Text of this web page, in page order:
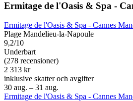
Ermitage de l'Oasis & Spa -
Ermitage de l'Oasis & Spa - Cannes
Plage Mandelieu-la-Napoule
9,2/10
Underbart
(278 recensioner)
2 313 kr
inklusive skatter och avgifter
30 aug. – 31 aug.
Ermitage de l'Oasis & Spa - Cannes